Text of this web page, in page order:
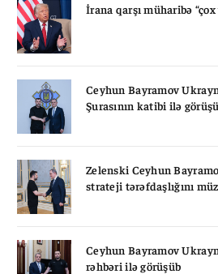
İrana qarşı müharibə
Ceyhun Bayramov
Şurasının katibi ilə
Zelenski Ceyhun
strateji tərəfdaşlığını
Ceyhun Bayramov
rəhbəri ilə görüşüb